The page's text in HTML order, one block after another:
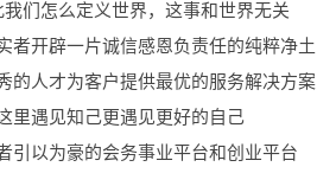
们怎么定义世界，这事和世界无关
者开辟一片诚信感恩负责任的纯粹净土
的人才为客户提供最优的服务解决方案
里遇见知己更遇见更好的自己
引以为豪的会务事业平台和创业平台